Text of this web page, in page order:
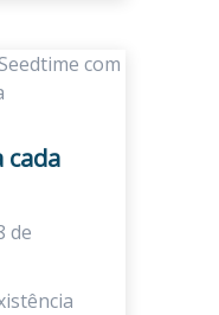
cada
de